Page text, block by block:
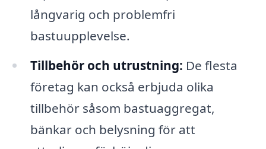
långvarig och problemfri
bastuupplevelse.
Tillbehör och utrustning: De flesta
företag kan också erbjuda olika
tillbehör såsom bastuaggregat,
bänkar och belysning för att